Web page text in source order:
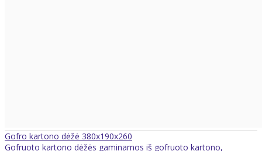
Gofro kartono dėžė 380x190x260
Gofruoto kartono dėžės gaminamos iš gofruoto kartono,